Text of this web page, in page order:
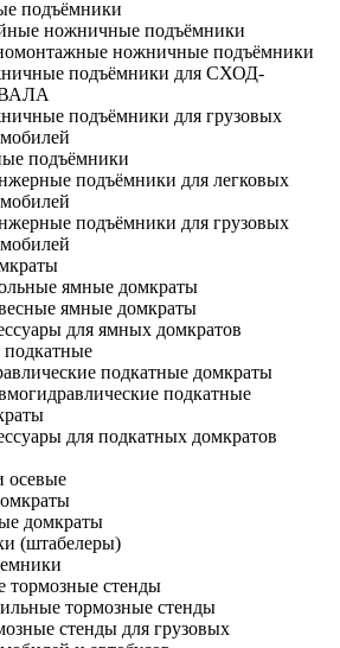
подъёмники
ножничные подъёмники
ножничные подъёмники
подъёмники для СХОД-
подъёмники для грузовых
подъёмники
подъёмники для легковых
подъёмники для грузовых
ямные домкраты
ямные домкраты
для ямных домкратов
подкатные домкраты
подкатные
для подкатных домкратов
осевые
домкраты
(штабелеры)
тормозные стенды
тормозные стенды
стенды для грузовых